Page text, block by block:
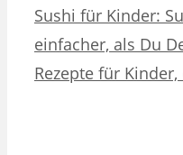
Sushi für Kinder:
einfacher, als Du
Rezepte für